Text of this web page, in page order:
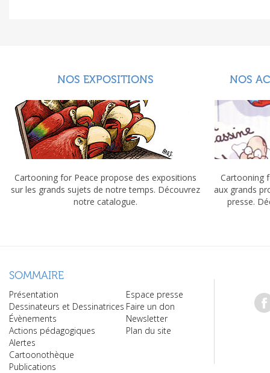
NOS EXPOSITIONS
Cartooning for Peace propose des expositions
sur les grands sujets de notre temps. Découvrez
notre catalogue.
NOS
Cartooning
aux grands
presse.
SOMMAIRE
Présentation
Dessinateurs et Dessinatrices
Évènements
Actions pédagogiques
Alertes
Cartoonothèque
Publications
Espace presse
Faire un don
Newsletter
Plan du site